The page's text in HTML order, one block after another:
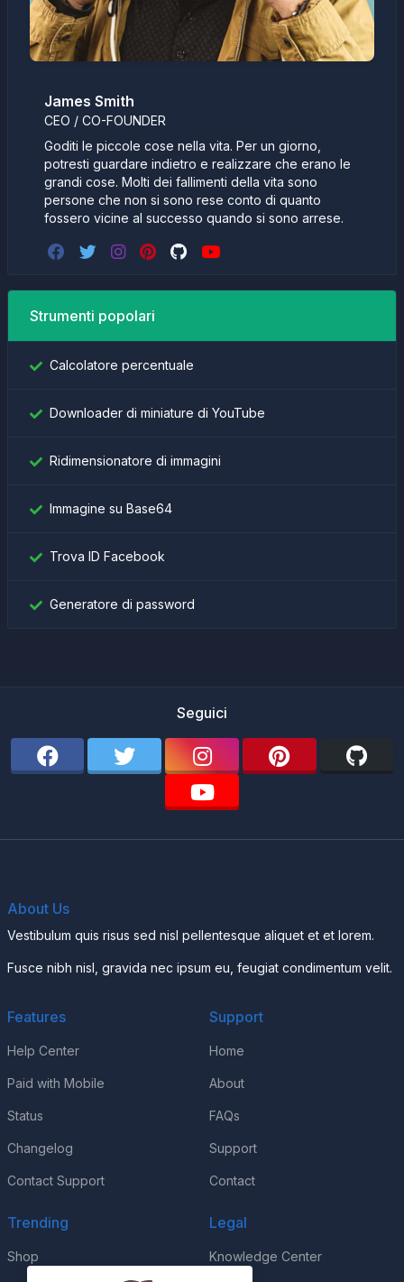
James Smith
CEO / CO-FOUNDER
Goditi le piccole cose nella vita. Per un giorno,
potresti guardare indietro e realizzare che erano le
grandi cose. Molti dei fallimenti della vita sono
persone che non si sono rese conto di quanto
fossero vicine al successo quando si sono arrese.
Strumenti popolari
Calcolatore percentuale
Downloader di miniature di YouTube
Ridimensionatore di immagini
Immagine su Base64
Trova ID Facebook
Generatore di password
Seguici
About Us
Vestibulum quis risus sed nisl pellentesque aliquet et et lorem.
Fusce nibh nisl, gravida nec ipsum eu, feugiat condimentum velit.
Features
Help Center
Paid with Mobile
Status
Changelog
Contact Support
Support
Home
About
FAQs
Support
Contact
Trending
Shop
Legal
Knowledge Center